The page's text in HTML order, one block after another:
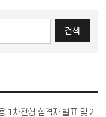
검색
1차전형 합격자 발표 및 2